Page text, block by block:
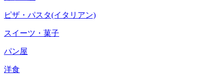
ピザ・パスタ(イタリアン)
スイーツ・菓子
パン屋
洋食